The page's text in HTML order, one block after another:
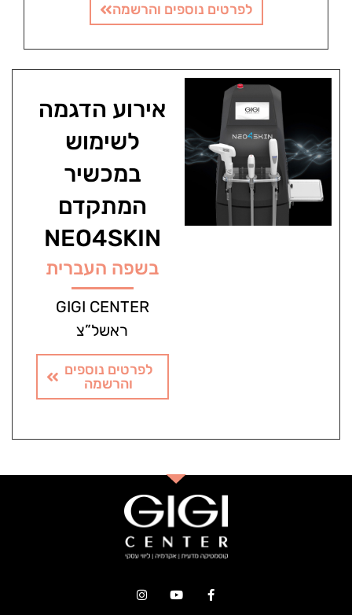
לפרטים נוספים והרשמה
אירוע הדגמה
לשימוש
במכשיר
המתקדם
NEO4SKIN
בשפה העברית
GIGI CENTER
ראשל”צ
לפרטים נוספים
והרשמה